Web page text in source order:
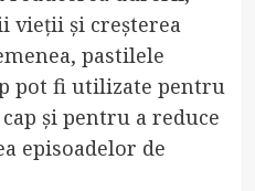
vieții și creșterea
pastilele
pot fi utilizate pentru
și pentru a reduce
episoadelor de